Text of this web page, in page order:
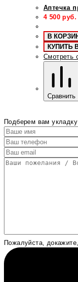
Аптечка
4 500 руб.
В
КУПИТЬ
Смотреть
Сравнить
Подберем вам укладку
Пожалуйста,